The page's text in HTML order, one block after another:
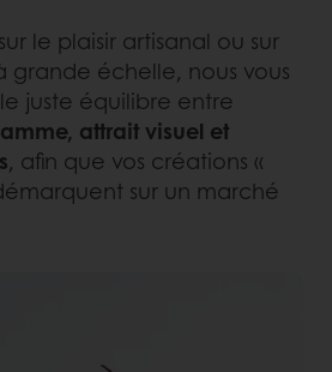
le plaisir artisanal ou sur
grande échelle, nous vous
juste équilibre entre
attrait visuel et
, afin que vos créations «
sur un marché